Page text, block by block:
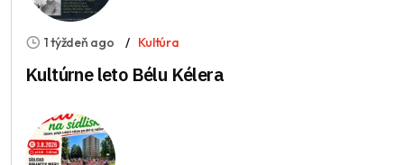
1 týždeň ago Kultúra
Kultúrne leto Bélu Kélera